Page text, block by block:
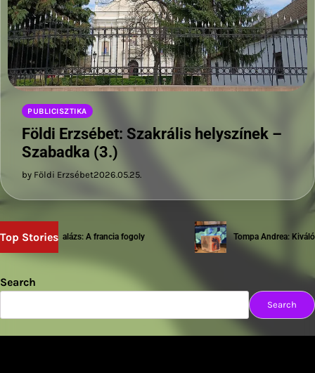
PUBLICISZTIKA
Földi Erzsébet: Szakrális helyszínek –
Szabadka (3.)
by Földi Erzsébet2026.05.25.
Top Stories
Sziwery Balázs: A francia fogoly Tompa Andrea: Kiváló
Search
Search